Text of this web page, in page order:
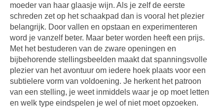
moeder van haar glaasje wijn. Als je zelf de eerste
schreden zet op het schaakpad dan is vooral het plezier
belangrijk. Door vallen en opstaan en experimenteren
word je vanzelf beter. Maar beter worden heeft een prijs.
Met het bestuderen van de zware openingen en
bijbehorende stellingsbeelden maakt dat spanningsvolle
plezier van het avontuur om iedere hoek plaats voor een
subtielere vorm van voldoening. Je herkent het patroon
van een stelling, je weet inmiddels waar je op moet letten
en welk type eindspelen je wel of niet moet opzoeken.